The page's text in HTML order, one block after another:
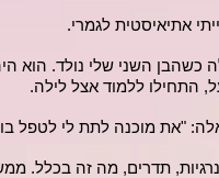
אתיאיסטית לגמרי.
השני שלי נולד. הוא
התחילו ללמוד אצל לילה.
"את מוכנה לתת לי לטפל
תדרים, מה זה בכלל.